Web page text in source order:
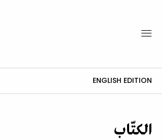
ENGLISH EDITION
الكتّاب